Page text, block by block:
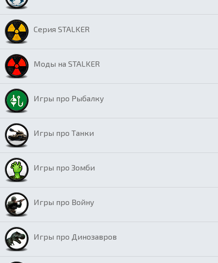
Серия STALKER
Моды на STALKER
Игры про Рыбалку
Игры про Танки
Игры про Зомби
Игры про Войну
Игры про Динозавров